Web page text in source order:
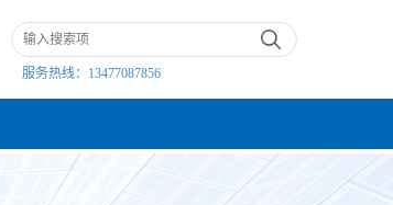
服务热线： 13477087856